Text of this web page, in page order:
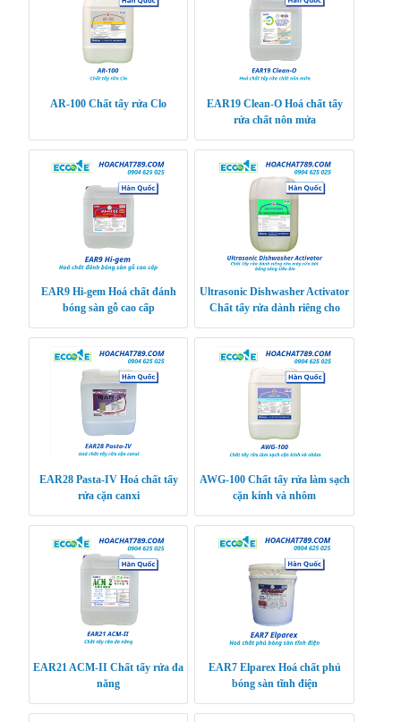
AR-100 Chất tẩy rửa Clo
EAR19 Clean-O Hoá chất tẩy
rửa chất nôn mửa
EAR9 Hi-gem Hoá chất đánh
bóng sàn gỗ cao cấp
Ultrasonic Dishwasher Activator
Chất tẩy rửa dành riêng cho
EAR28 Pasta-IV Hoá chất tẩy
rửa cặn canxi
AWG-100 Chất tẩy rửa làm sạch
cặn kính và nhôm
EAR21 ACM-II Chất tẩy rửa đa
năng
EAR7 Elparex Hoá chất phủ
bóng sàn tĩnh điện